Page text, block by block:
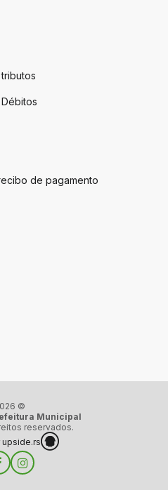
de pagamento
©
Municipal
reservados.
Instagram